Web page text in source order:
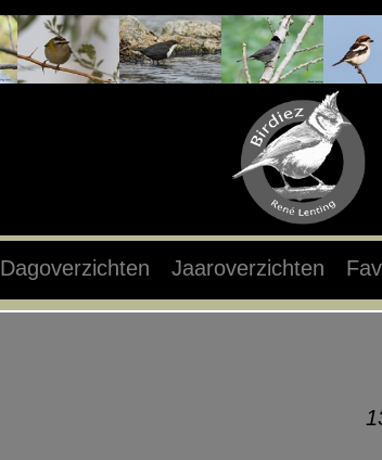
Dagoverzichten Jaaroverzichten